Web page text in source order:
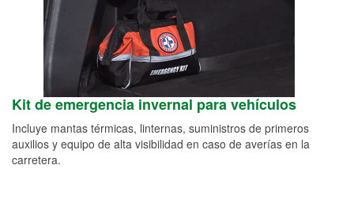
Kit de emergencia invernal para vehículos
Incluye mantas térmicas, linternas, suministros de primeros
auxilios y equipo de alta visibilidad en caso de averías en la
carretera.